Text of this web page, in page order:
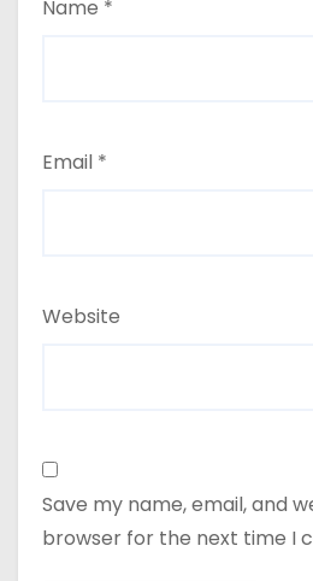
Name *
Email *
Website
Save my name, email, and
browser for the next time I